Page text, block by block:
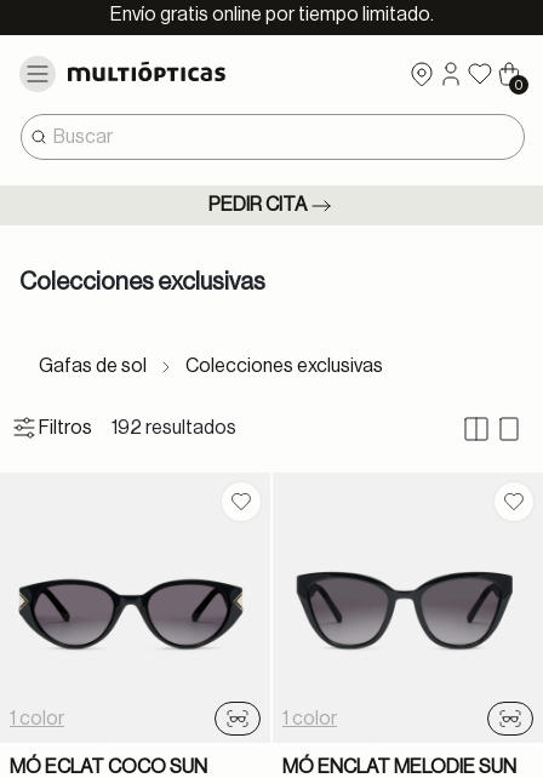
Envío gratis online por tiempo limitado.
0
PEDIR CITA
Colecciones exclusivas
Gafas de sol Colecciones exclusivas
192 resultados
Filtros
Guardar en favoritos
1 color
Probador virtual
MÓ ECLAT COCO SUN
1 color
MÓ ENCLAT MELODIE SUN